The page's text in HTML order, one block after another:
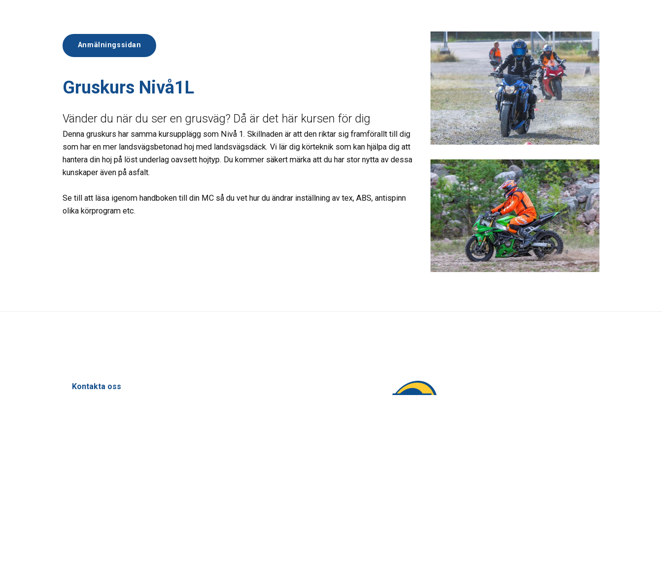
Anmälningssidan
Gruskurs Nivå1L
Vänder du när du ser en grusväg? Då är det här kursen för dig
Denna gruskurs har samma kursupplägg som Nivå 1. Skillnaden är att den riktar sig framförallt till dig
som har en mer landsvägsbetonad hoj med landsvägsdäck. Vi lär dig körteknik som kan hjälpa dig att
hantera din hoj på löst underlag oavsett hojtyp. Du kommer säkert märka att du har stor nytta av dessa
kunskaper även på asfalt.
Se till att läsa igenom handboken till din MC så du vet hur du ändrar inställning av tex, ABS, antispinn
olika körprogram etc.
Kontakta oss